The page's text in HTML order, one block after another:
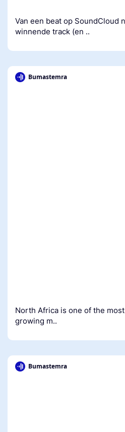
Van een beat op SoundCloud
winnende track (en ..
Bumastemra
North Africa is one of the
growing m..
Bumastemra